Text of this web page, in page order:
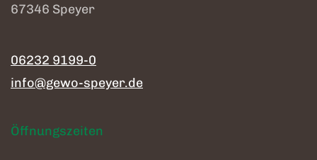
67346 Speyer
06232 9199-0
info@gewo-speyer.de
Öffnungszeiten